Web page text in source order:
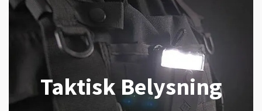
Taktisk Belysning